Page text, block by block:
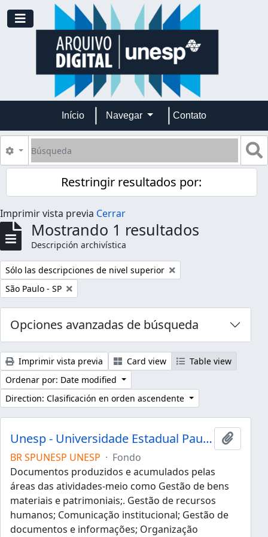
Skip to main content
Toggle navigation
Início Navegar Contato
Búsqueda
Search options
Restringir resultados por:
Imprimir vista previa Cerrar
Mostrando 1 resultados
Descripción archivística
Remove filter:
Sólo las descripciones de nivel superior
Remove filter:
São Paulo - SP
Opciones avanzadas de búsqueda
Imprimir vista previa Card view
Table view
Ordenar por: Date modified
Direction: Clasificación en orden ascendente
Unesp - Universidade Estadual Paulista "Júlio de Mesquita Filho"
Añadir
BR SPUNESP UNESP · Fondo
Documentos produzidos e acumulados pelas
áreas das atividades-meio como Gestão de bens
materiais e patrimoniais;. Gestão de recursos
humanos; Comunicação institucional; Gestão de
documentos e informações; Organização